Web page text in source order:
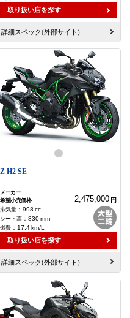
取り扱い店を探す
詳細スペック(外部サイト)
Z H2 SE
2,475,000 円
： 998 cc
： 830mm
： 17.4km/L
取り扱い店を探す
詳細スペック(外部サイト)